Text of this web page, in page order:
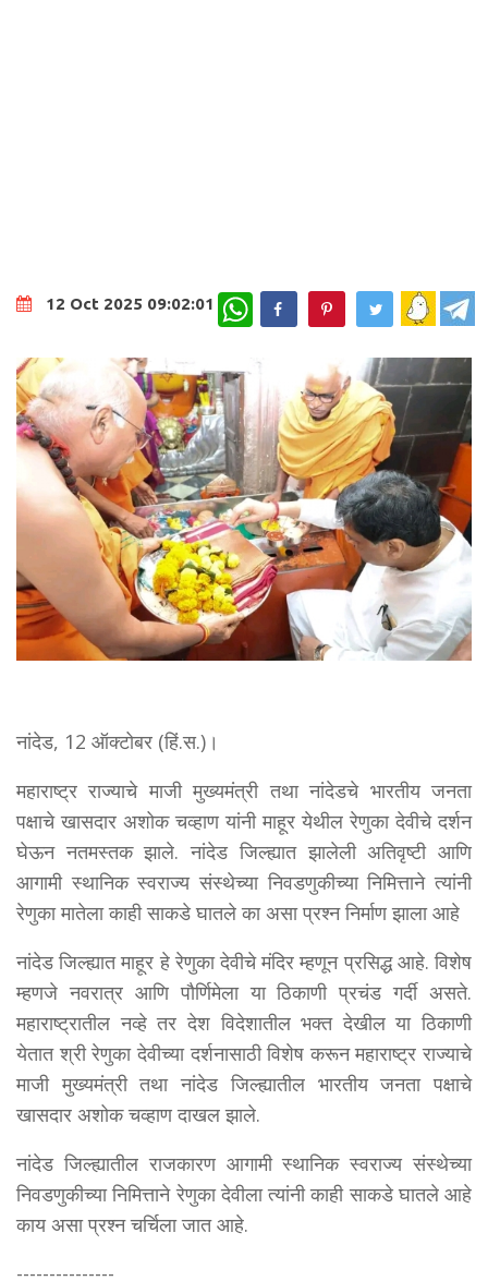
12 Oct 2025 09:02:01 WhatsApp
नांदेड, 12 ऑक्टोबर (हिं.स.)।
महाराष्ट्र राज्याचे माजी मुख्यमंत्री तथा नांदेडचे भारतीय जनता
पक्षाचे खासदार अशोक चव्हाण यांनी माहूर येथील रेणुका देवीचे दर्शन
घेऊन नतमस्तक झाले. नांदेड जिल्ह्यात झालेली अतिवृष्टी आणि
आगामी स्थानिक स्वराज्य संस्थेच्या निवडणुकीच्या निमित्ताने त्यांनी
रेणुका मातेला काही साकडे घातले का असा प्रश्न निर्माण झाला आहे
नांदेड जिल्ह्यात माहूर हे रेणुका देवीचे मंदिर म्हणून प्रसिद्ध आहे. विशेष
म्हणजे नवरात्र आणि पौर्णिमेला या ठिकाणी प्रचंड गर्दी असते.
महाराष्ट्रातील नव्हे तर देश विदेशातील भक्त देखील या ठिकाणी
येतात श्री रेणुका देवीच्या दर्शनासाठी विशेष करून महाराष्ट्र राज्याचे
माजी मुख्यमंत्री तथा नांदेड जिल्ह्यातील भारतीय जनता पक्षाचे
खासदार अशोक चव्हाण दाखल झाले.
नांदेड जिल्ह्यातील राजकारण आगामी स्थानिक स्वराज्य संस्थेच्या
निवडणुकीच्या निमित्ताने रेणुका देवीला त्यांनी काही साकडे घातले आहे
काय असा प्रश्न चर्चिला जात आहे.
---------------